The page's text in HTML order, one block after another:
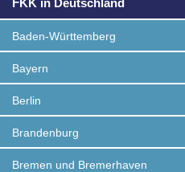
FKK in Deutschland
Baden-Württemberg
Bayern
Berlin
Brandenburg
Bremen und Bremerhaven